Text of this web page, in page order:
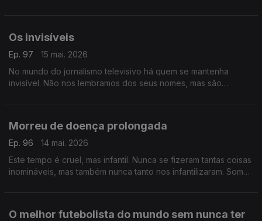
Os invisíveis
Ep. 97
15 mai. 2026
No mundo do jornalismo televisivo há quem se mantenha
invisível. Não nos lembramos dos seus nomes, mas são
Morreu de doença prolongada
Ep. 96
14 mai. 2026
Este tempo é cruel, mas infantil. Nunca se fizeram tantas coisas
inomináveis, mas também nunca tanto nos infantilizaram. Somos
O melhor futebolista do mundo sem nunca ter